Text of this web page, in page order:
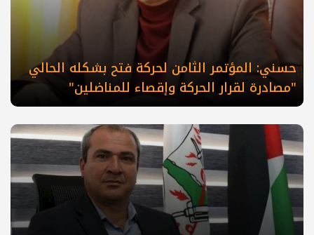
حسني: المؤتمر الثامن لحركة فتح بشكله الحالي
"مصادرة لقرار الحركة وإقصاء للمناضلين"